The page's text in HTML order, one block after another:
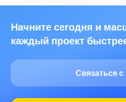
Начните сегодня и
каждый проект
Связаться